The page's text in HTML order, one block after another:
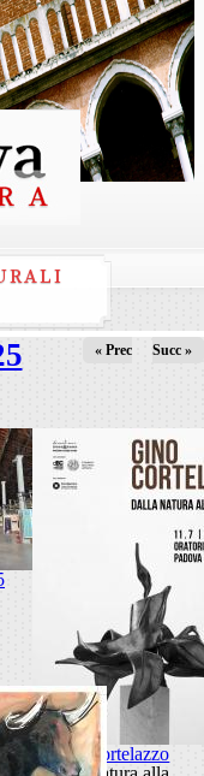
« Prec Succ »
Gino Cortelazzo